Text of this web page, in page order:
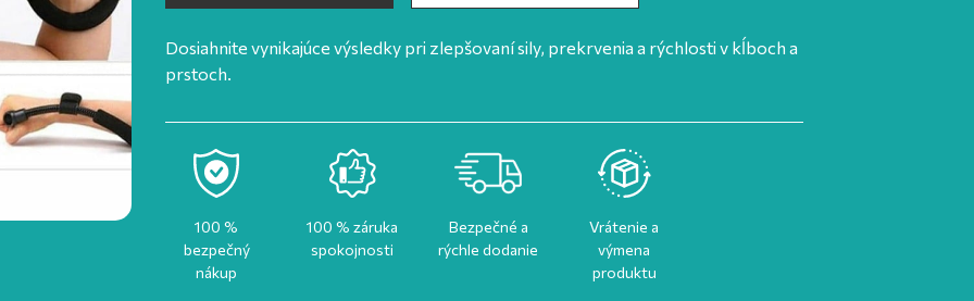
Dosiahnite vynikajúce výsledky pri zlepšovaní sily, prekrvenia a rýchlosti v kĺboch ​​a
prstoch.
100 %
bezpečný
nákup
100 % záruka
spokojnosti
Bezpečné a
rýchle dodanie
Vrátenie a
výmena
produktu